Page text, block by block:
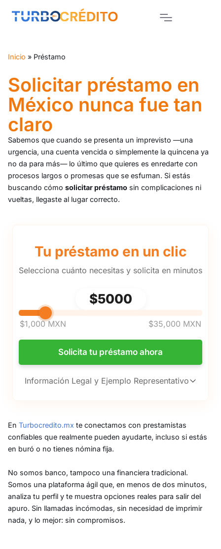
Inicio » Préstamo
Solicitar préstamo en
México nunca fue tan
claro
Sabemos que cuando se presenta un imprevisto —una
urgencia, una cuenta vencida o simplemente la quincena ya
no da para más— lo último que quieres es enredarte con
procesos largos o promesas que se esfuman. Si estás
buscando cómo solicitar préstamo sin complicaciones ni
vueltas, llegaste al lugar correcto.
Tu préstamo en un clic
Selecciona cuánto necesitas y solicita en minutos
$5000
$1,000 MXN $35,000 MXN
Solicita tu préstamo ahora
Información Legal y Ejemplo Representativo
En Turbocredito.mx te conectamos con prestamistas
confiables que realmente pueden ayudarte, incluso si estás
en buró o no tienes nómina fija.
No somos banco, tampoco una financiera tradicional.
Somos una plataforma ágil que, en menos de dos minutos,
analiza tu perfil y te muestra opciones reales para salir del
apuro. Sin llamadas incómodas, sin necesidad de imprimir
nada, y lo mejor: sin compromisos.